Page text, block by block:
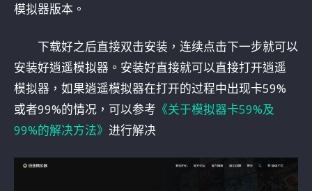
模拟器版本。
下载好之后直接双击安装，连续点击下一步就可以
安装好逍遥模拟器。安装好直接就可以直接打开逍遥
模拟器，如果逍遥模拟器在打开的过程中出现卡59%
或者99%的情况，可以参考 《关于模拟器卡59%及
99%的解决方法》进行解决